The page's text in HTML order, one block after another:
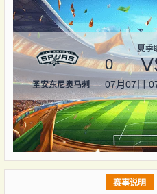
讯
直播
圣安东尼奥马刺
夏季
0
07月07日
赛事说明